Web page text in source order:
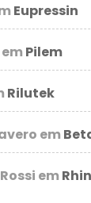
Eupressin
em Pilem
Rilutek
em
em